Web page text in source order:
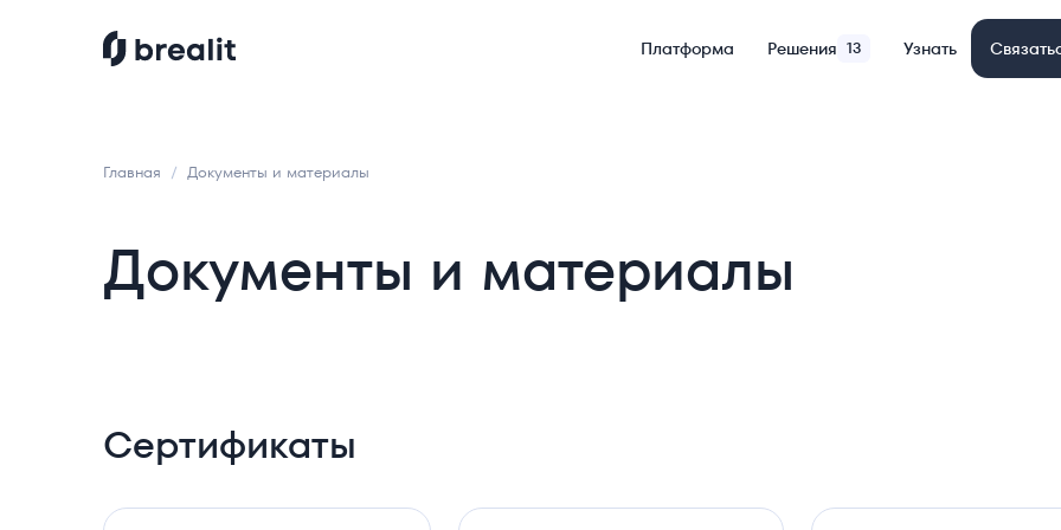
Платформа Решения 13 Узнать
Главная Документы и материалы
Документы и материалы
Сертификаты